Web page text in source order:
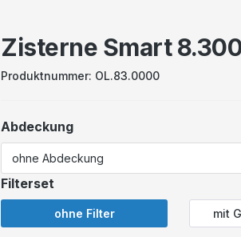
Zisterne Smart
Produktnummer: OL.83.0000
Abdeckung
Filterset
ohne Filter mit